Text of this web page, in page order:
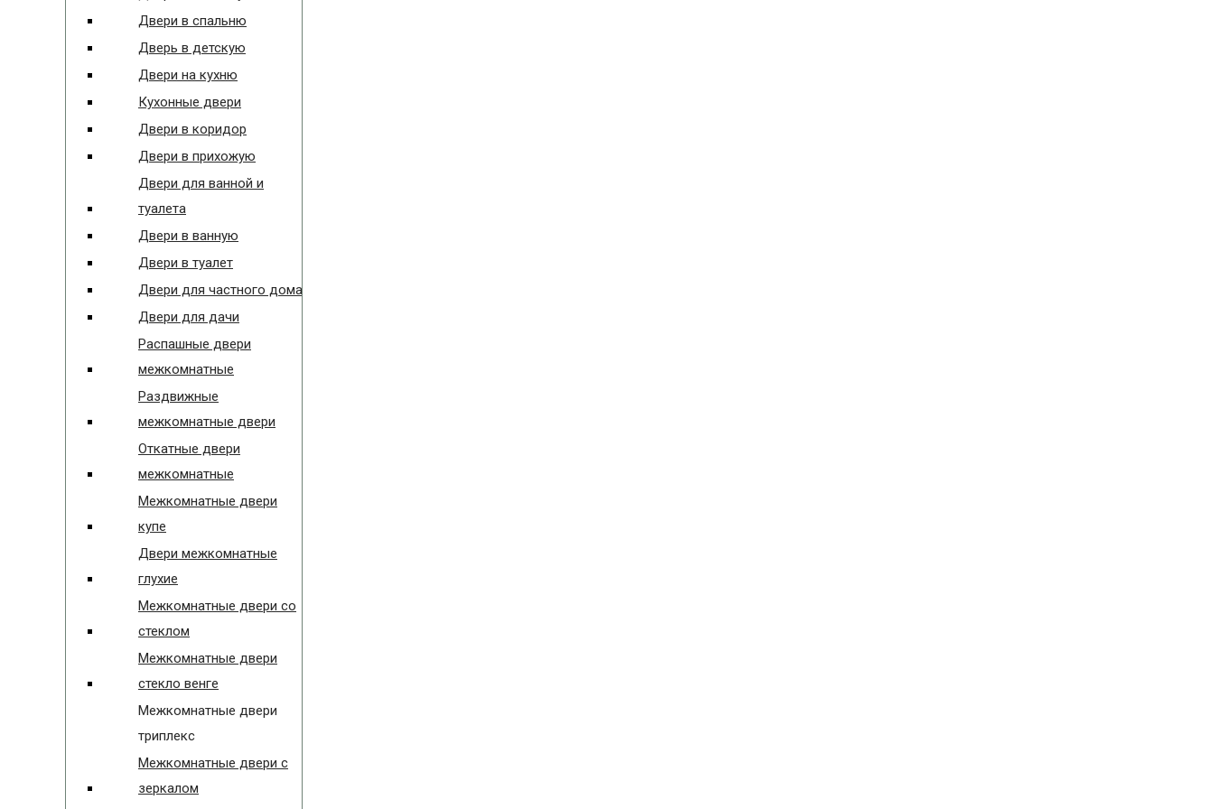
Двери в спальню
Дверь в детскую
Двери на кухню
Кухонные двери
Двери в коридор
Двери в прихожую
Двери для ванной и
туалета
Двери в ванную
Двери в туалет
Двери для частного дома
Двери для дачи
Распашные двери
межкомнатные
Раздвижные
межкомнатные двери
Откатные двери
межкомнатные
Межкомнатные двери
купе
Двери межкомнатные
глухие
Межкомнатные двери со
стеклом
Межкомнатные двери
стекло венге
Межкомнатные двери
триплекс
Межкомнатные двери с
зеркалом